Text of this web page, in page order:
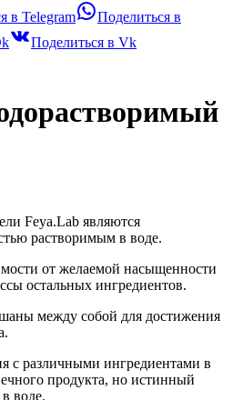
в Telegram
Поделиться в
Поделиться в Vk
Feya.Lab являются
растворимым в воде.
от желаемой насыщенности
остальных ингредиентов.
между собой для достижения
с различными ингредиентами в
продукта, но истинный
воде.